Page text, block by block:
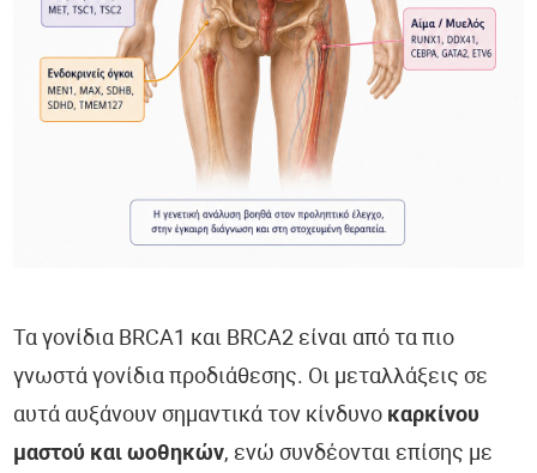
Τροφική Δυσανεξία - TrophoScan®
Έλεγχος Ανοσοποιητικού Συστήματος - ImmuneScan®
Υπογονιμότητα - SpermaScan®
Ορμόνες - HormoneScan®
Οξειδωτικό Στρες - DetoxScan®
Βιταμίνες & Μικροθρεπτικά - NutriScan®
Τα γονίδια BRCA1 και BRCA2 είναι από τα πιο
γνωστά γονίδια προδιάθεσης. Οι μεταλλάξεις σε
αυτά αυξάνουν σημαντικά τον κίνδυνο καρκίνου
μαστού και ωοθηκών, ενώ συνδέονται επίσης με